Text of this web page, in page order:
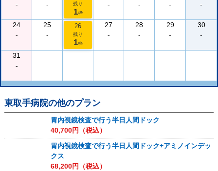
-
-
残り
1枠
-
-
-
-
24
-
25
-
26
残り
1枠
27
-
28
-
29
-
30
-
31
-
東取手病院の他のプラン
胃内視鏡検査で行う半日人間ドック
40,700円（税込）
胃内視鏡検査で行う半日人間ドック+アミノインデッ
クス
68,200円（税込）